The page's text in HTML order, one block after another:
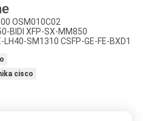
OSM010C02
BIDI XFP-SX-MM850
SM1310 CSFP-GE-FE-BXD1
cisco